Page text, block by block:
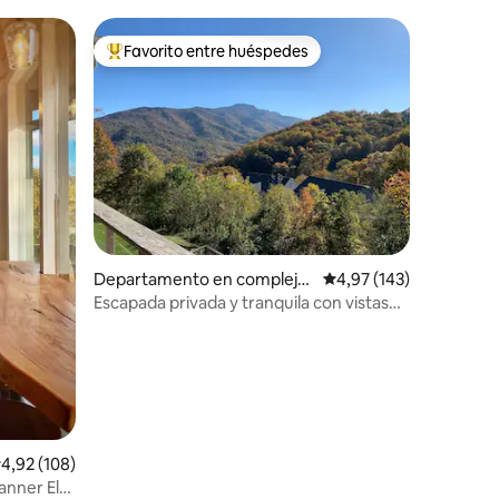
destacados
promedio: 4,92 de 5. 108 evaluaciones
4,92 (108)
Elk
Favorito entre los huéspedes más destacados
Favorito entre huéspedes
Departamento en complejo
residencial en Seven Devils
Calificación promedio:
4,97 (143)
Escapada privada y tranquila con vistas